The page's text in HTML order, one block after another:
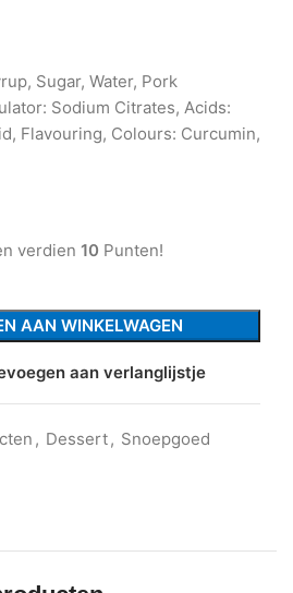
Sugar, Water, Pork
Sodium Citrates, Acids:
Flavouring, Colours: Curcumin,
verdien 10 Punten!
AAN WINKELWAGEN
aan verlanglijstje
, Dessert, Snoepgoed